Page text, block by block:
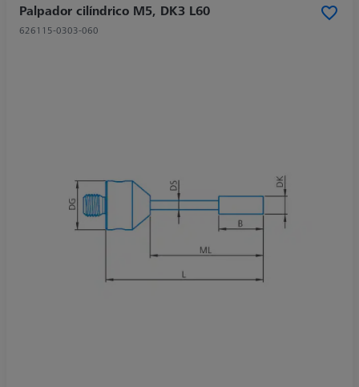
Palpador cilíndrico M5, DK3 L60
626115-0303-060